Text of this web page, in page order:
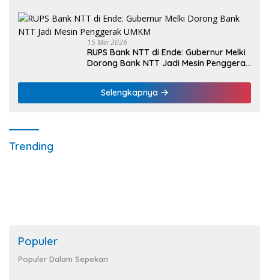
15 Mei 2026
RUPS Bank NTT di Ende: Gubernur Melki
Dorong Bank NTT Jadi Mesin Penggerak
Selengkapnya
Trending
Populer
Populer Dalam Sepekan